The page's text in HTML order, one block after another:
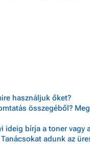
használjuk őket?
összegéből?
ideig bírja a toner vagy
adunk az